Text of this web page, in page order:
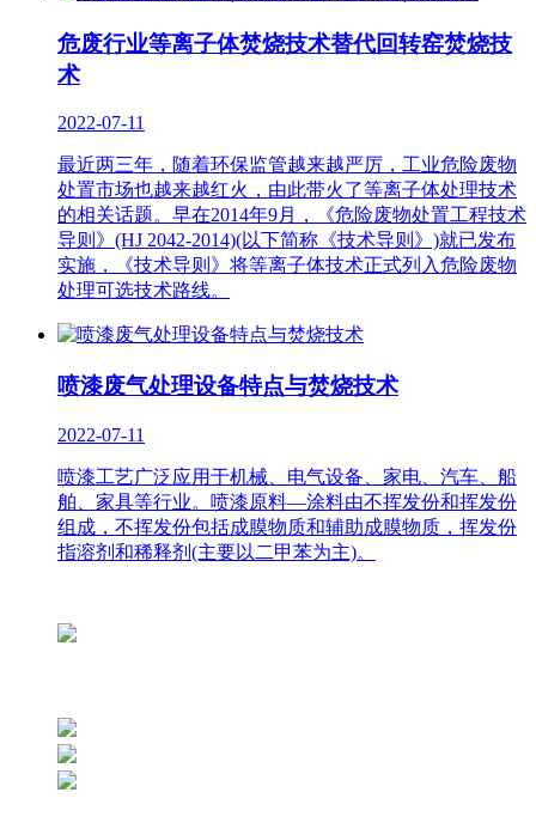
危废行业等离子体焚烧技术替代回转窑焚烧技
术
2022-07-11
最近两三年，随着环保监管越来越严厉，工业危险废物
处置市场也越来越红火，由此带火了等离子体处理技术
的相关话题。早在2014年9月，《危险废物处置工程技术
导则》(HJ 2042-2014)(以下简称《技术导则》)就已发布
实施，《技术导则》将等离子体技术正式列入危险废物
处理可选技术路线。
喷漆废气处理设备特点与焚烧技术
2022-07-11
喷漆工艺广泛应用于机械、电气设备、家电、汽车、船
舶、家具等行业。喷漆原料—涂料由不挥发份和挥发份
组成，不挥发份包括成膜物质和辅助成膜物质，挥发份
指溶剂和稀释剂(主要以二甲苯为主)。